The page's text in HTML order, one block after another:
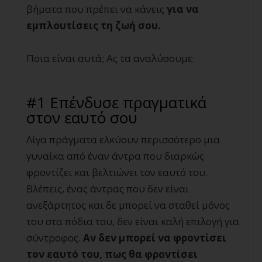
βήματα που πρέπει να κάνεις για να
εμπλουτίσεις τη ζωή σου.
Ποια είναι αυτά; Ας τα αναλύσουμε:
#1 Επένδυσε πραγματικά
στον εαυτό σου
Λίγα πράγματα ελκύουν περισσότερο μια
γυναίκα από έναν άντρα που διαρκώς
φροντίζει και βελτιώνει τον εαυτό του.
Βλέπεις, ένας άντρας που δεν είναι
ανεξάρτητος και δε μπορεί να σταθεί μόνος
του στα πόδια του, δεν είναι καλή επιλογή για
σύντροφος. Αν δεν μπορεί να φροντίσει
τον εαυτό του, πως θα φροντίσει